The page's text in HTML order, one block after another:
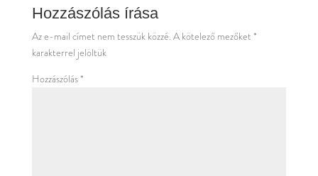
Hozzászólás írása
Az e-mail címet nem tesszük közzé. A kötelező mezőket *
karakterrel jelöltük
Hozzászólás *